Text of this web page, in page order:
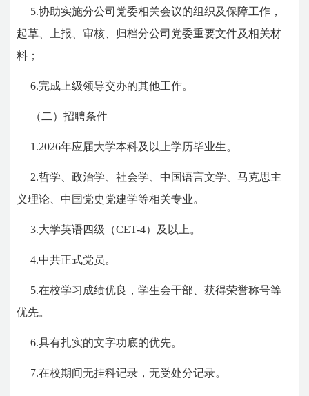
5.协助实施分公司党委相关会议的组织及保障工作，
起草、上报、审核、归档分公司党委重要文件及相关材
料；
6.完成上级领导交办的其他工作。
（二）招聘条件
1.2026年应届大学本科及以上学历毕业生。
2.哲学、政治学、社会学、中国语言文学、马克思主
义理论、中国党史党建学等相关专业。
3.大学英语四级（CET-4）及以上。
4.中共正式党员。
5.在校学习成绩优良，学生会干部、获得荣誉称号等
优先。
6.具有扎实的文字功底的优先。
7.在校期间无挂科记录，无受处分记录。